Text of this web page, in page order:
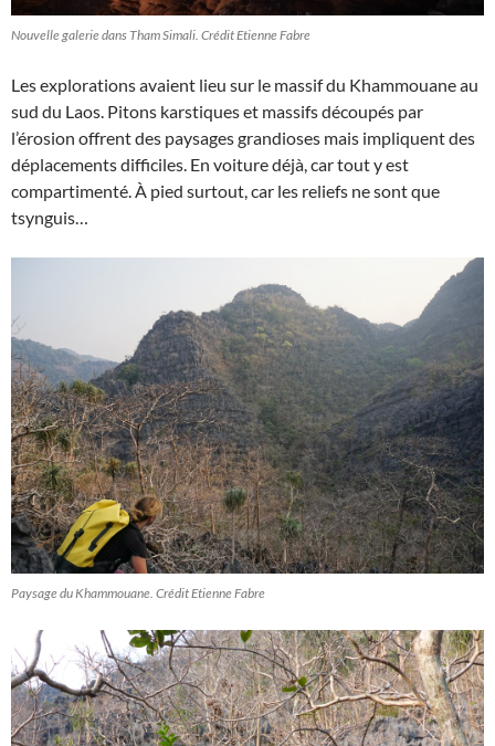
Nouvelle galerie dans Tham Simali. Crédit Etienne Fabre
Les explorations avaient lieu sur le massif du Khammouane au
sud du Laos. Pitons karstiques et massifs découpés par
l’érosion offrent des paysages grandioses mais impliquent des
déplacements difficiles. En voiture déjà, car tout y est
compartimenté. À pied surtout, car les reliefs ne sont que
tsynguis…
Paysage du Khammouane. Crédit Etienne Fabre